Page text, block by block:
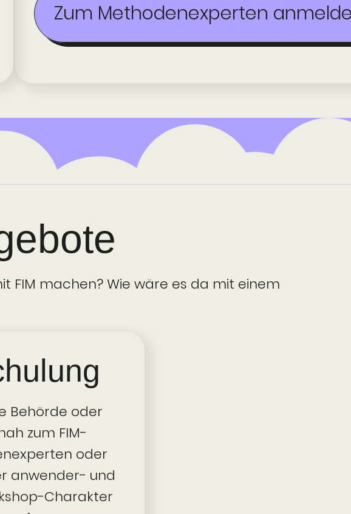
Zum Methoden­experten
FIM machen? Wie wäre es da mit einem
Behörde oder
zum FIM-
oder
anwender- und
Charakter